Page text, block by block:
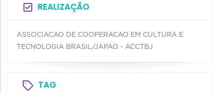
REALIZAÇÃO
ASSOCIACAO DE COOPERACAO EM CULTURA E
TECNOLOGIA BRASIL/JAPAO - ACCTBJ
TAG